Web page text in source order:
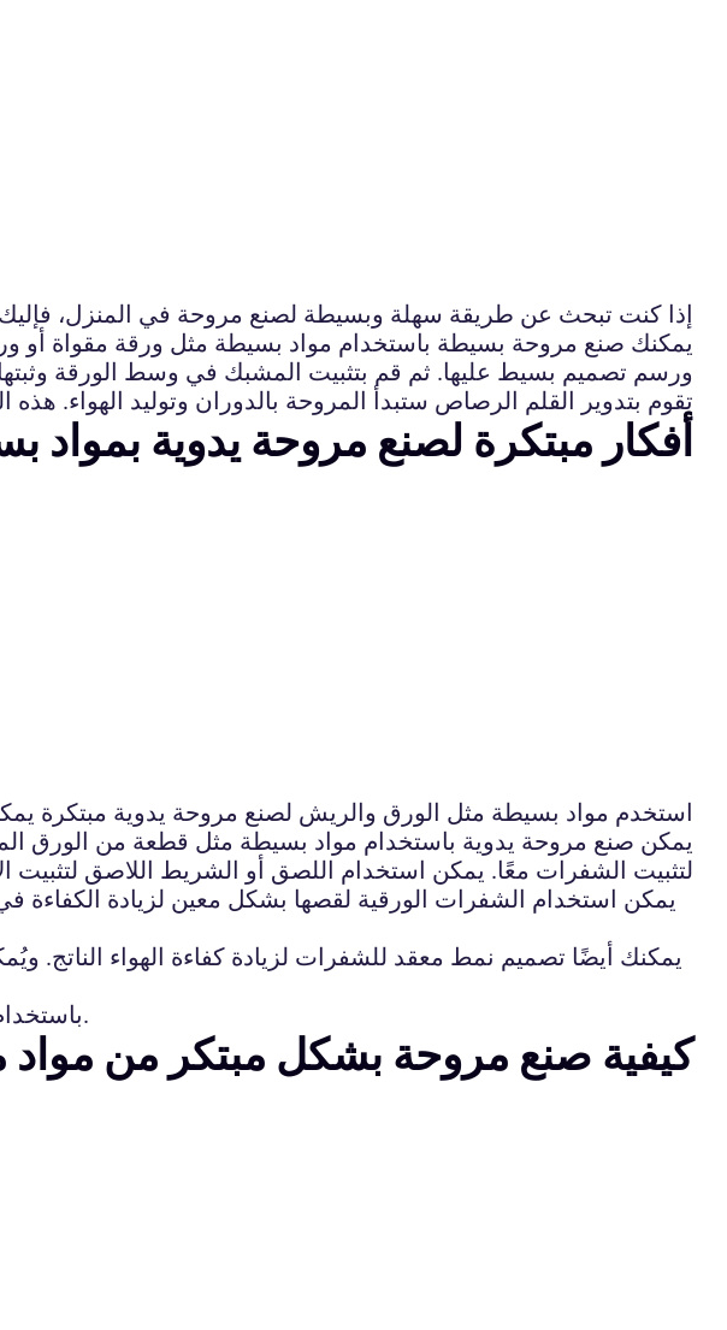
إذا كنت تبحث عن طريقة سهلة وبسيطة لصنع مروحة في المنزل،
يمكنك صنع مروحة بسيطة باستخدام مواد بسيطة مثل ورقة مقواة
ورسم تصميم بسيط عليها. ثم قم بتثبيت المشبك في وسط الورقة
تقوم بتدوير القلم الرصاص ستبدأ المروحة بالدوران وتوليد
أفكار مبتكرة لصنع مروحة يدوية بمواد
استخدم مواد بسيطة مثل الورق والريش لصنع مروحة يدوية مبتكرة
يمكن صنع مروحة يدوية باستخدام مواد بسيطة مثل قطعة من الورق
لتثبيت الشفرات معًا. يمكن استخدام اللصق أو الشريط اللاصق لتثبيت
يمكن استخدام الشفرات الورقية لقصها بشكل معين لزيادة الكفاءة
يمكنك أيضًا تصميم نمط معقد للشفرات لزيادة كفاءة الهواء الناتج.
باستخدام هذه الأفكار المبتكرة والمواد البسيطة، يُمكن صنع مروحة يدوية فعالة وسهلة الاستخدام.
كيفية صنع مروحة بشكل مبتكر من مواد